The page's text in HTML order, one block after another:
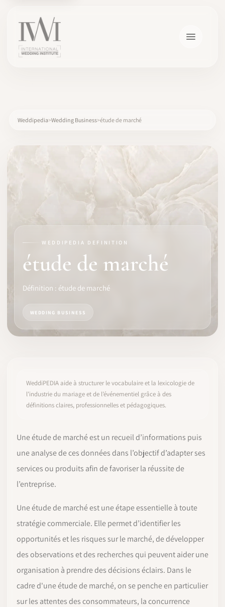
LOGICIEL
IDENTITÉ PRO
COMMENCER
Weddipedia Wedding Business étude de marché
WEDDIPEDIA DEFINITION
étude de marché
Définition : étude de marché
WEDDING BUSINESS
WeddiPEDIA aide à structurer le vocabulaire et la lexicologie de
l’industrie du mariage et de l’événementiel grâce à des
définitions claires, professionnelles et pédagogiques.
Une étude de marché est un recueil d’informations puis
une analyse de ces données dans l’objectif d’adapter ses
services ou produits afin de favoriser la réussite de
l’entreprise.
Une étude de marché est une étape essentielle à toute
stratégie commerciale. Elle permet d’identifier les
opportunités et les risques sur le marché, de développer
des observations et des recherches qui peuvent aider une
organisation à prendre des décisions éclairs. Dans le
cadre d'une étude de marché, on se penche en particulier
sur les attentes des consommateurs, la concurrence